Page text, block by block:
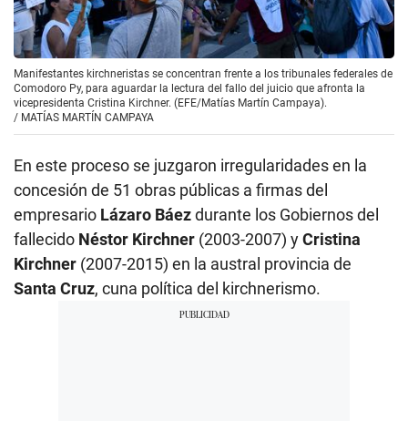
Manifestantes kirchneristas se concentran frente a los tribunales federales de
Comodoro Py, para aguardar la lectura del fallo del juicio que afronta la
vicepresidenta Cristina Kirchner. (EFE/Matías Martín Campaya).
/ MATÍAS MARTÍN CAMPAYA
En este proceso se juzgaron irregularidades en la
concesión de 51 obras públicas a firmas del
empresario Lázaro Báezdurante los Gobiernos del
fallecido Néstor Kirchner (2003-2007) yCristina
Kirchner (2007-2015) en la austral provincia de
Santa Cruz, cuna política del kirchnerismo.